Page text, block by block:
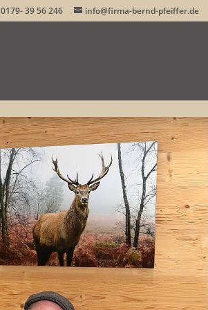
0179- 39 56 246 info@firma-bernd-pfeiffer.de